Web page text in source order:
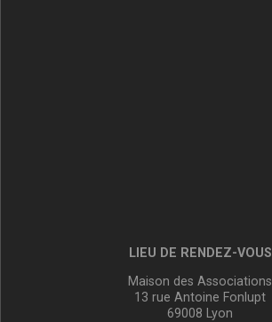
LIEU DE RENDEZ-VOUS
Maison des Associations
13 rue Antoine Fonlupt
69008 Lyon